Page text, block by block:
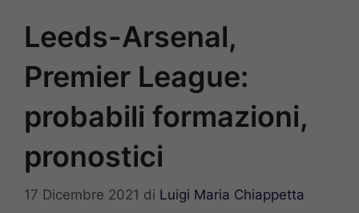
Leeds-Arsenal,
Premier League:
probabili formazioni,
pronostici
17 Dicembre 2021 di Luigi Maria Chiappetta